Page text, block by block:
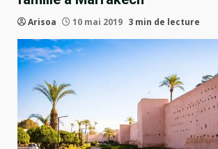
Arisoa 10 mai 2019 3 min de lecture